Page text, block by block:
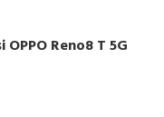
Reno8 T 5G